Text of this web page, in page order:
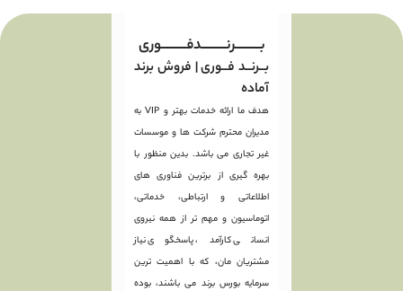
بـــــــــرنـــــــــدفـــــــــوری
بــرنــد فــوری | فروش برند
آماده
هدف ما ارائه خدمات بهتر و VIP به
مدیران محترم شرکت ها و موسسات
غیر تجاری می باشد. بدین منظور با
بهره گیری از برترین فناوری های
اطلاعاتی و ارتباطی، خدماتی،
اتوماسیون و مهم تر از همه نیروی
انسانی کارآمد، پاسخگوی نیاز
مشتریان مان، که با اهمیت ترین
سرمایه بورس برند می باشند، بوده